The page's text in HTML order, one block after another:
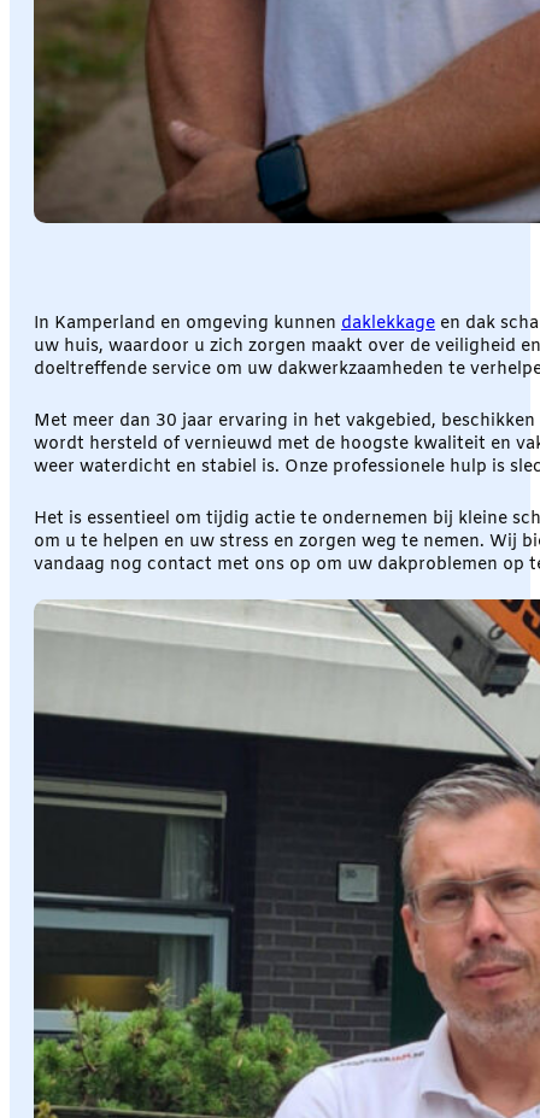
In Kamperland en omgeving kunnen daklekkage en dak
uw huis, waardoor u zich zorgen maakt over de veiligheid
doeltreffende service om uw dakwerkzaamheden te
Met meer dan 30 jaar ervaring in het vakgebied,
wordt hersteld of vernieuwd met de hoogste kwaliteit en
weer waterdicht en stabiel is. Onze professionele hulp is
Het is essentieel om tijdig actie te ondernemen bij kleine
om u te helpen en uw stress en zorgen weg te nemen. Wij
vandaag nog contact met ons op om uw dakproblemen op